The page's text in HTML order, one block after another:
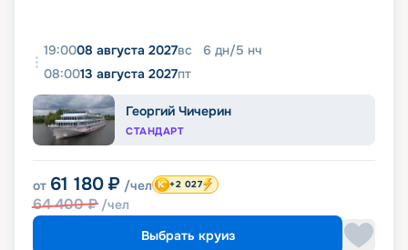
19:0008 августа 2027вс 6 дн/5 нч
08:0013 августа 2027пт
Георгий Чичерин
СТАНДАРТ
от 61 180 ₽ /чел
64 400₽ /чел
+2 027
Выбрать круиз